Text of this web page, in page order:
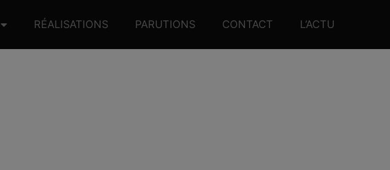
RÉALISATIONS PARUTIONS CONTACT L’ACTU